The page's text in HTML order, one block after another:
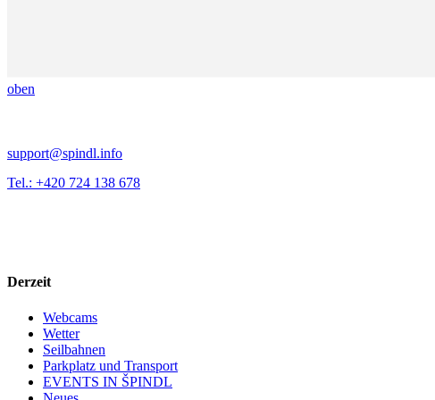
oben
support@spindl.info
Tel.: +420 724 138 678
Derzeit
Webcams
Wetter
Seilbahnen
Parkplatz und Transport
EVENTS IN ŠPINDL